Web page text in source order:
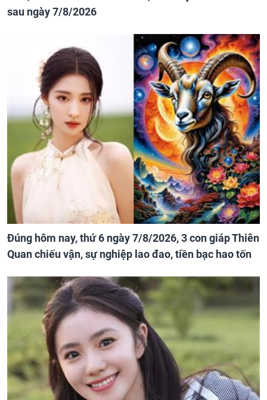
sau ngày 7/8/2026
Đúng hôm nay, thứ 6 ngày 7/8/2026, 3 con giáp Thiên
Quan chiếu vận, sự nghiệp lao đao, tiền bạc hao tốn